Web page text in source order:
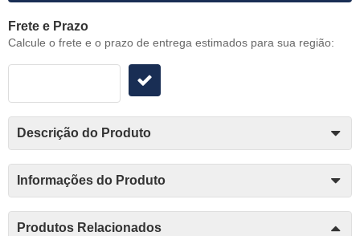
Frete e Prazo
Calcule o frete e o prazo de entrega estimados para sua região:
Descrição do Produto
Informações do Produto
Produtos Relacionados